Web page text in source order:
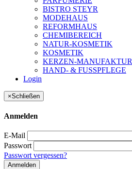
BISTRO STEYR
MODEHAUS
REFORMHAUS
CHEMIBEREICH
NATUR-KOSMETIK
KOSMETIK
KERZEN-MANUFAKTUR
HAND- & FUSSPFLEGE
Login
×Schließen
Anmelden
E-Mail
Passwort
Passwort vergessen?
Anmelden